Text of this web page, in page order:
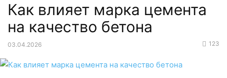
Как влияет марка цемента
на качество бетона
03.04.2026 123